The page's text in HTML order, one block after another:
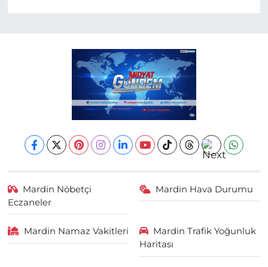
Mardin Nöbetçi
Eczaneler
Mardin Hava Durumu
Mardin Namaz Vakitleri
Mardin Trafik Yoğunluk
Haritası